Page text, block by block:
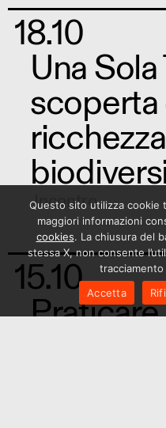
18.10
Una
scoperta
Incontro
15.10
Questo sito utilizza cookie
maggiori informazioni
cookies. La chiusura del
stessa X, non consente
Accetta